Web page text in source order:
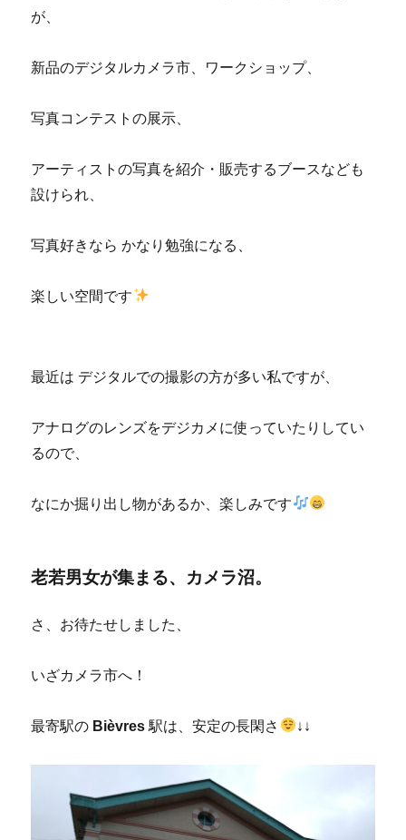
が、
新品のデジタルカメラ市、ワークショップ、
写真コンテストの展示、
アーティストの写真を紹介・販売するブースなども
設けられ、
写真好きなら かなり勉強になる、
楽しい空間です
最近は デジタルでの撮影の方が多い私ですが、
アナログのレンズをデジカメに使っていたりしてい
るので、
なにか掘り出し物があるか、楽しみです
老若男女が集まる、カメラ沼。
さ、お待たせしました、
いざカメラ市へ！
最寄駅の Bièvres 駅は、安定の長閑さ ↓↓